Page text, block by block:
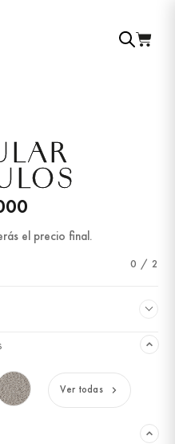
el precio final.
0 / 2
Ver todas